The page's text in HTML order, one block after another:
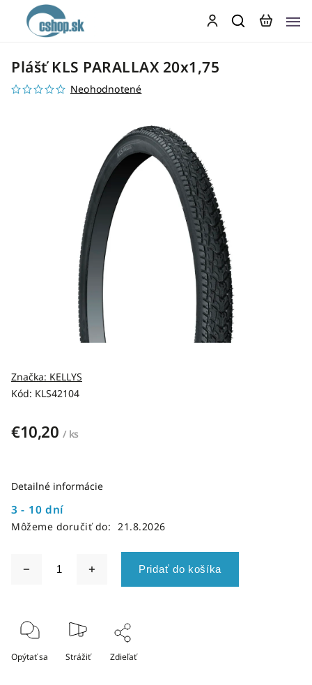
Plášť KLS PARALLAX 20x1,75
Neohodnotené
Kód: KLS42104
Značka: KELLYS
€10,20 / ks
3 - 10 dní
Môžeme doručiť do: 21.8.2026
Pridať do košíka
Detailné informácie
Opýtať sa Strážiť Zdieľať